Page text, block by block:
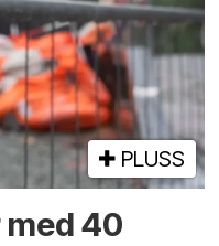
PLUSS
40